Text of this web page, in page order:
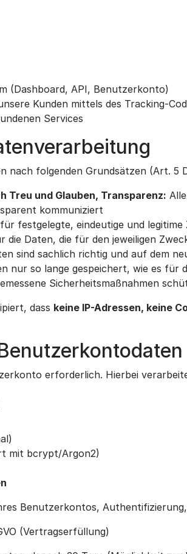
(Dashboard, API, Benutzerkonto)
Kunden mittels des Tracking-
Services
nach folgenden Grundsätzen (Art. 5
Treu und Glauben, Transparenz:
kommuniziert
festgelegte, eindeutige und legitime
die Daten, die für den jeweiligen
sind sachlich richtig und auf dem
nur so lange gespeichert, wie es für
Sicherheitsmaßnahmen
dass keine IP-Adressen, keine
erforderlich. Hierbei
mit bcrypt/Argon2)
Benutzerkontos,
(Vertragserfüllung)